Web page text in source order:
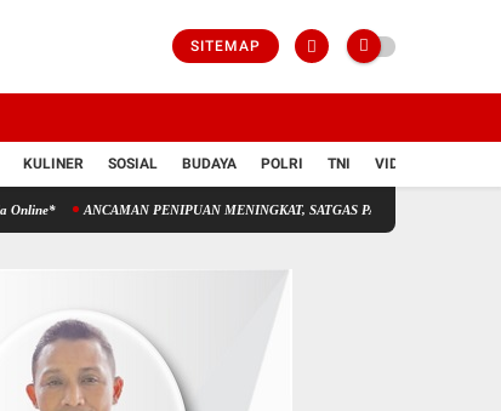
SITEMAP
KULINER SOSIAL BUDAYA POLRI TNI VIDIO
ANCAMAN PENIPUAN MENINGKAT, SATGAS PASTI PERKUAT PENINDAKAN